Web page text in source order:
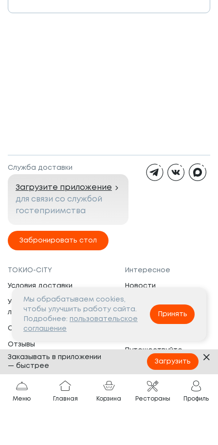
Служба доставки
Загрузите приложение
для связи со службой
гостеприимства
Забронировать стол
ТОКИО-CITY
Условия доставки
Условия программы
лояльности
Сертификаты
Отзывы
Банкеты
Вопросы и ответы
Интересное
Новости
Вакансии
Социальная жизнь
Путешествуйте
с ТОКИО-CITY
Партнёрам
Франшиза
Меню Главная Корзина Рестораны Профиль
Мы обрабатываем cookies,
чтобы улучшить работу сайта.
Подробнее: пользовательское
соглашение
Принять
Заказывать в приложении
— быстрее
Загрузить